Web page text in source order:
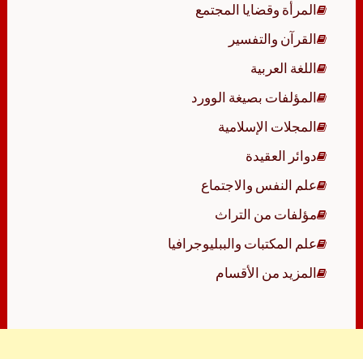
المرأة وقضايا المجتمع
القرآن والتفسير
اللغة العربية
المؤلفات بصيغة الوورد
المجلات الإسلامية
دوائر العقيدة
علم النفس والاجتماع
مؤلفات من التراث
علم المكتبات والببليوجرافيا
المزيد من الأقسام